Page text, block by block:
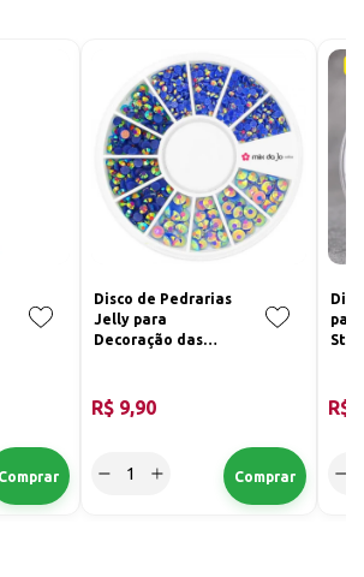
Disco de Pedrarias
Jelly para
Decoração das
4mm
R$ 9,90 R$